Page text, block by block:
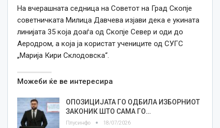
На вчерашната седница на Советот на Град Скопје
советничката Милица Давчева изјави дека е укината
линијата 35 која доаѓа од Скопје Север и оди до
Аеродром, а која ја користат учениците од СУГС
„Марија Кири Склодовска“.
Можеби ќе ве интересира
ОПОЗИЦИЈАТА ГО ОДБИЛА ИЗБОРНИОТ
ЗАКОНИК ШТО САМА ГО…
Плусинфо 18/07/2026